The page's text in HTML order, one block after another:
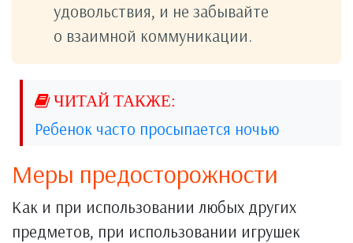
удовольствия, и не забывайте
о взаимной коммуникации.
Ребенок часто просыпается ночью
Меры предосторожности
Как и при использовании любых других
предметов, при использовании игрушек